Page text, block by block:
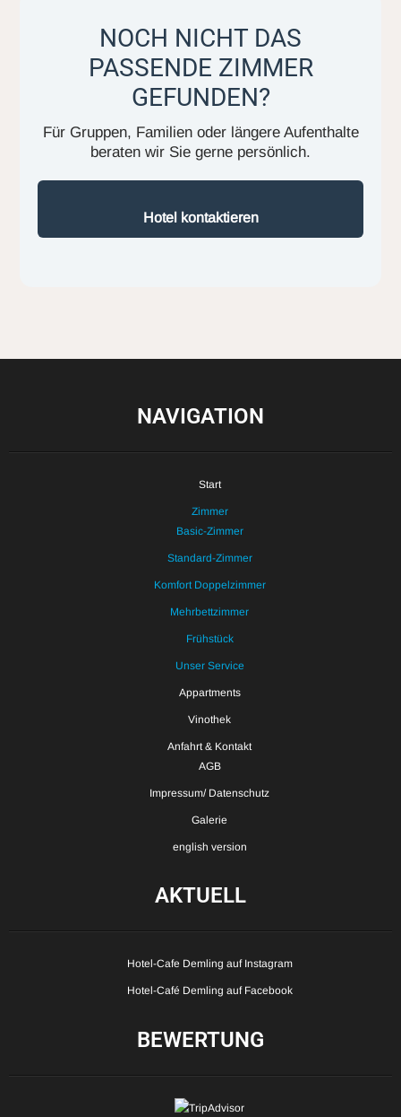
NOCH NICHT DAS
PASSENDE ZIMMER
GEFUNDEN?
Für Gruppen, Familien oder längere Aufenthalte
beraten wir Sie gerne persönlich.
Hotel kontaktieren
NAVIGATION
Start
Zimmer
Basic-Zimmer
Standard-Zimmer
Komfort Doppelzimmer
Mehrbettzimmer
Frühstück
Unser Service
Appartments
Vinothek
Anfahrt & Kontakt
AGB
Impressum/ Datenschutz
Galerie
english version
AKTUELL
Hotel-Cafe Demling auf Instagram
Hotel-Café Demling auf Facebook
BEWERTUNG